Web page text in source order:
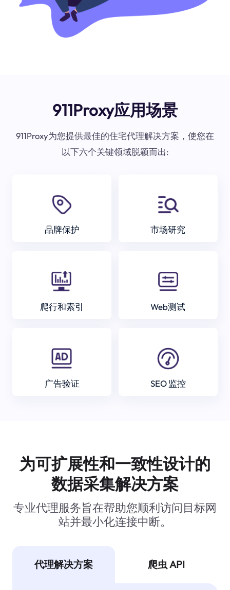
911Proxy应用场景
911Proxy为您提供最佳的住宅代理解决方案，使您在
以下六个关键领域脱颖而出:
品牌保护 市场研究
爬行和索引 Web测试
广告验证 SEO 监控
为可扩展性和一致性设计的
数据采集解决方案
专业代理服务旨在帮助您顺利访问目标网
站并最小化连接中断。
代理解决方案 爬虫 API